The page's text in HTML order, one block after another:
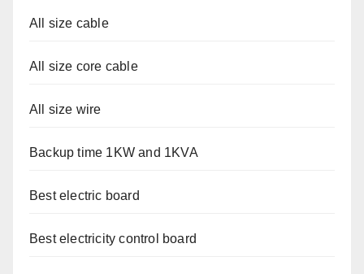
All size cable
All size core cable
All size wire
Backup time 1KW and 1KVA
Best electric board
Best electricity control board